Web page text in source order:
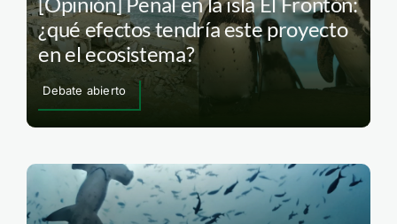
¿qué efectos tendría este proyecto
en el ecosistema?
Debate abierto